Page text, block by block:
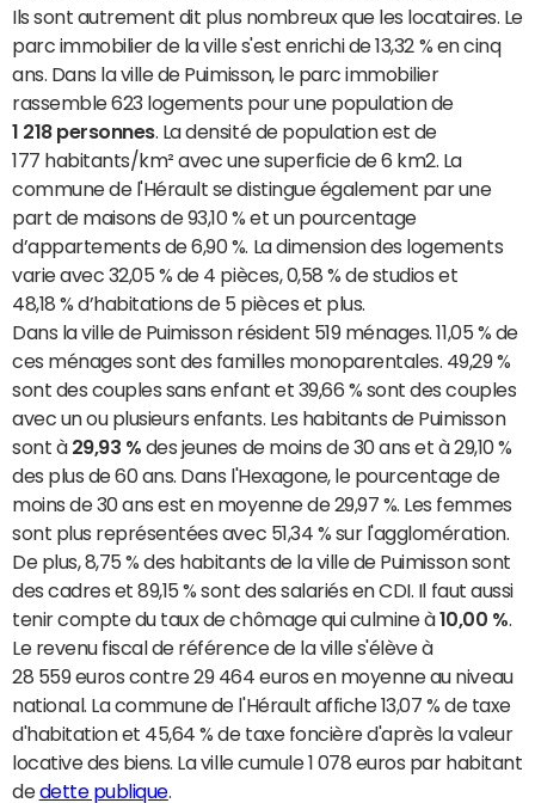
Ils sont autrement dit plus nombreux que les locataires. Le
parc immobilier de la ville s'est enrichi de 13,32 % en cinq
ans. Dans la ville de Puimisson, le parc immobilier
rassemble 623 logements pour une population de
1 218 personnes. La densité de population est de
177 habitants/km² avec une superficie de 6 km2. La
commune de l'Hérault se distingue également par une
part de maisons de 93,10 % et un pourcentage
d’appartements de 6,90 %. La dimension des logements
varie avec 32,05 % de 4 pièces, 0,58 % de studios et
48,18 % d’habitations de 5 pièces et plus.
Dans la ville de Puimisson résident 519 ménages. 11,05 % de
ces ménages sont des familles monoparentales. 49,29 %
sont des couples sans enfant et 39,66 % sont des couples
avec un ou plusieurs enfants. Les habitants de Puimisson
sont à 29,93 % des jeunes de moins de 30 ans et à 29,10 %
des plus de 60 ans. Dans l'Hexagone, le pourcentage de
moins de 30 ans est en moyenne de 29,97 %. Les femmes
sont plus représentées avec 51,34 % sur l'agglomération.
De plus, 8,75 % des habitants de la ville de Puimisson sont
des cadres et 89,15 % sont des salariés en CDI. Il faut aussi
tenir compte du taux de chômage qui culmine à10,00 %.
Le revenu fiscal de référence de la ville s'élève à
28 559 euros contre 29 464 euros en moyenne au niveau
national. La commune de l'Hérault affiche 13,07 % de taxe
d'habitation et 45,64 % de taxe foncière d'après la valeur
locative des biens. La ville cumule 1 078 euros par habitant
dedette publique.